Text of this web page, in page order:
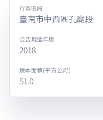
行政區段
臺南市中西區孔廟段
公告現值年度
2018
謄本面積(平方公尺)
51.0